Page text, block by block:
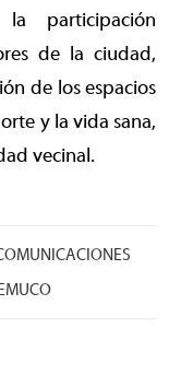
participación
de la ciudad,
de los espacios
y la vida sana,
vecinal.